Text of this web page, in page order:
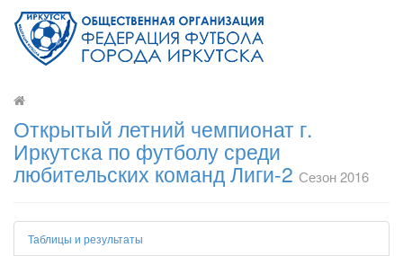
Открытый летний чемпионат г.
Иркутска по футболу среди
любительских команд Лиги-2 Сезон 2016
Таблицы и результаты